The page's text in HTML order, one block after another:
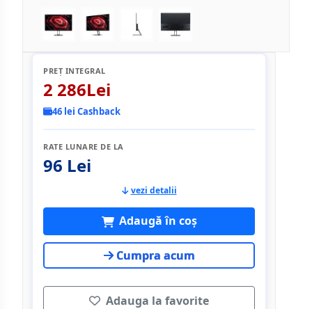
PREȚ INTEGRAL
2 286Lei
46 lei Cashback
RATE LUNARE DE LA
96 Lei
vezi detalii
Adaugă în coș
Cumpra acum
Adauga la favorite